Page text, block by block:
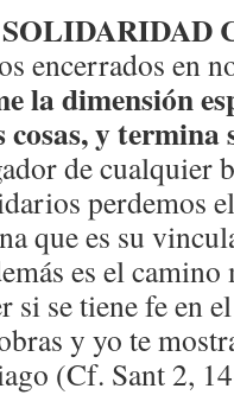
encerrados en
la dimensión
y termina
de cualquier
perdemos
que es su
es el
si se tiene fe en
y yo te
(Cf. Sant 2,